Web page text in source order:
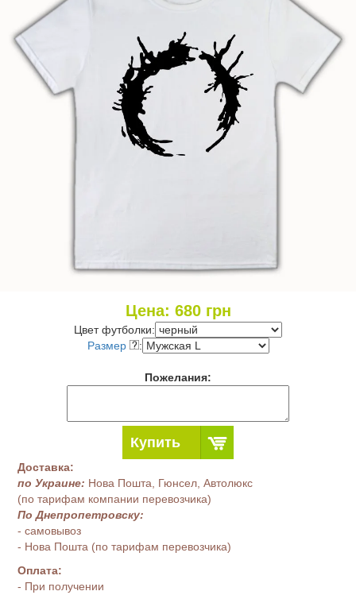
Цена: 680грн
Цвет футболки:
Размер
:
Пожелания:
Купить
Доставка:
по Украине: Нова Пошта, Гюнсел, Автолюкс
(по тарифам компании перевозчика)
По Днепропетровску:
- самовывоз
- Нова Пошта (по тарифам перевозчика)
Оплата:
- При получении